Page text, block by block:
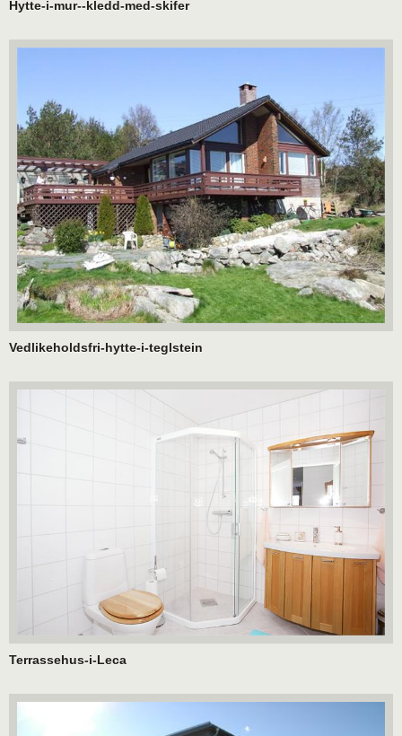
Hytte-i-mur--kledd-med-skifer
Vedlikeholdsfri-hytte-i-teglstein
Terrassehus-i-Leca